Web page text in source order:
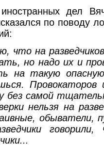
дел
по поводу
что на
но надо их и
на такую
без самой
нельзя на
обыватели,
говорили,